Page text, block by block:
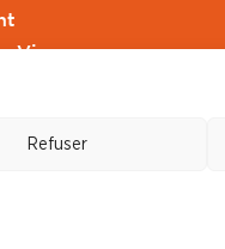
Refuser
Vivre